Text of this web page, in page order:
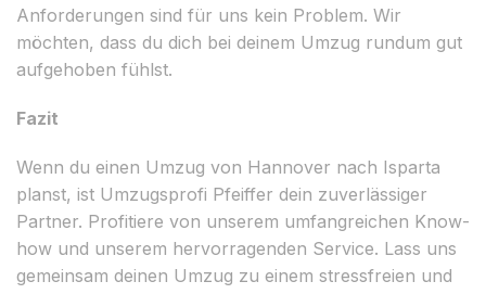
Anforderungen sind für uns kein Problem. Wir
möchten, dass du dich bei deinem Umzug rundum gut
aufgehoben fühlst.
Fazit
Wenn du einen Umzug von Hannover nach Isparta
planst, ist Umzugsprofi Pfeiffer dein zuverlässiger
Partner. Profitiere von unserem umfangreichen Know-
how und unserem hervorragenden Service. Lass uns
gemeinsam deinen Umzug zu einem stressfreien und